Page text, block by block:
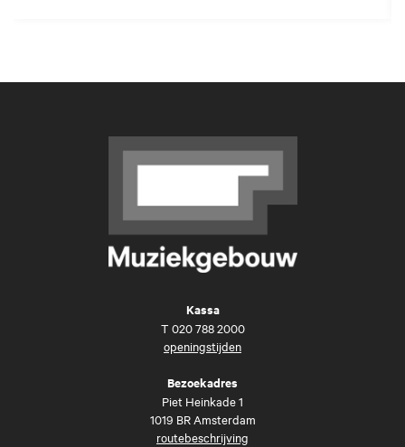
Kassa
T 020 788 2000
openingstijden
Bezoekadres
Piet Heinkade 1
1019 BR Amsterdam
routebeschrijving